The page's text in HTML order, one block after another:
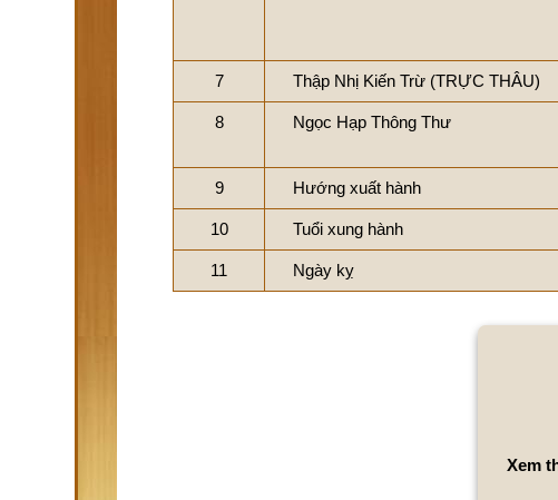
7 Thập Nhị Kiến Trừ (TRỰC THÂU)
8 Ngọc Hạp Thông Thư
9 Hướng xuất hành
10 Tuổi xung hành
11 Ngày kỵ
Xem